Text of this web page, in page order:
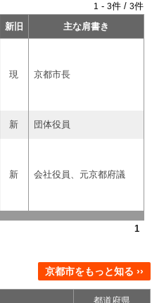
1 - 3件 / 3件
新旧 主な肩書き
現 京都市長
新 団体役員
新 会社役員、元京都府議
1
京都市をもっと知る ››
都道府県